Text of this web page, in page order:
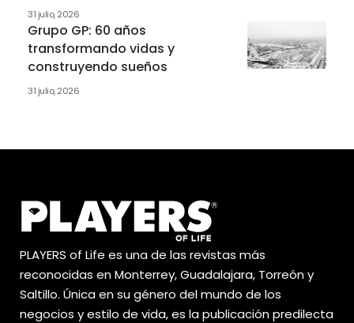
31 julio, 2026
Grupo GP: 60 años
transformando vidas y
construyendo sueños
31 julio, 2026
PLAYERS of Life es una de las revistas más
reconocidas en Monterrey, Guadalajara, Torreón y
Saltillo. Única en su género del mundo de los
negocios y estilo de vida, es la publicación predilecta